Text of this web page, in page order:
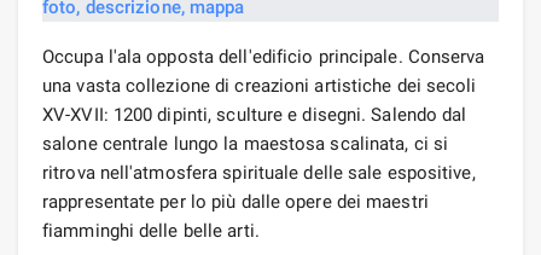
Occupa l'ala opposta dell'edificio principale. Conserva
una vasta collezione di creazioni artistiche dei secoli
XV-XVII: 1200 dipinti, sculture e disegni. Salendo dal
salone centrale lungo la maestosa scalinata, ci si
ritrova nell'atmosfera spirituale delle sale espositive,
rappresentate per lo più dalle opere dei maestri
fiamminghi delle belle arti.